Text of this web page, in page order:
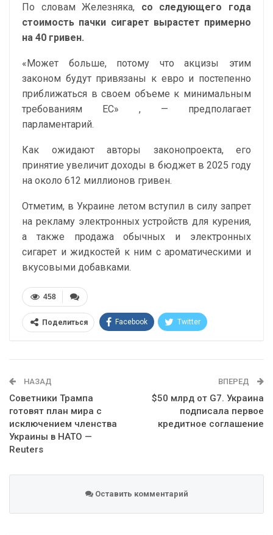
По словам Железняка, со следующего года
стоимость пачки сигарет вырастет примерно
на 40 гривен.
«Может больше, потому что акцизы этим
законом будут привязаны к евро и постепенно
приближаться в своем объеме к минимальным
требованиям ЕС» , — предполагает
парламентарий.
Как ожидают авторы законопроекта, его
принятие увеличит доходы в бюджет в 2025 году
на около 612 миллионов гривен.
Отметим, в Украине летом вступил в силу запрет
на рекламу электронных устройств для курения,
а также продажа обычных и электронных
сигарет и жидкостей к ним с ароматическими и
вкусовыми добавками.
458
Поделиться Facebook Twitter
НАЗАД
Советники Трампа
готовят план мира с
исключением членства
Украины в НАТО —
Reuters
ВПЕРЕД
$50 млрд от G7. Украина
подписала первое
кредитное соглашение
Оставить комментарий